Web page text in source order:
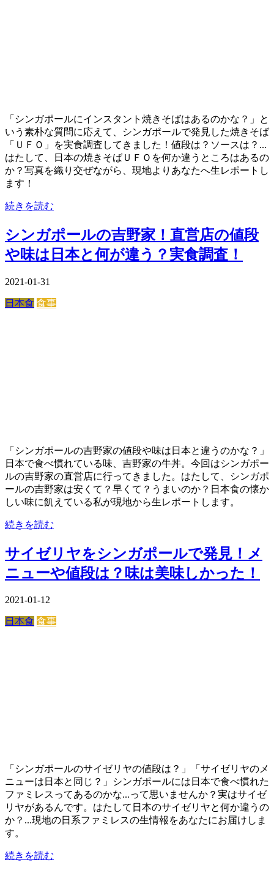
「シンガポールにインスタント焼きそばはあるのかな？」と
いう素朴な質問に応えて、シンガポールで発見した焼きそば
「ＵＦＯ」を実食調査してきました！値段は？ソースは？...
はたして、日本の焼きそばＵＦＯを何か違うところはあるの
か？写真を織り交ぜながら、現地よりあなたへ生レポートし
ます！
続きを読む
シンガポールの吉野家！直営店の値段
や味は日本と何が違う？実食調査！
2021-01-31
日本食 食事
「シンガポールの吉野家の値段や味は日本と違うのかな？」
日本で食べ慣れている味、吉野家の牛丼。今回はシンガポー
ルの吉野家の直営店に行ってきました。はたして、シンガポ
ールの吉野家は安くて？早くて？うまいのか？日本食の懐か
しい味に飢えている私が現地から生レポートします。
続きを読む
サイゼリヤをシンガポールで発見！メ
ニューや値段は？味は美味しかった！
2021-01-12
日本食 食事
「シンガポールのサイゼリヤの値段は？」「サイゼリヤのメ
ニューは日本と同じ？」シンガポールには日本で食べ慣れた
ファミレスってあるのかな...って思いませんか？実はサイゼ
リヤがあるんです。はたして日本のサイゼリヤと何か違うの
か？...現地の日系ファミレスの生情報をあなたにお届けしま
す。
続きを読む